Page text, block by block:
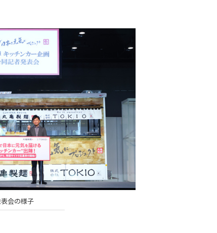
会の様子